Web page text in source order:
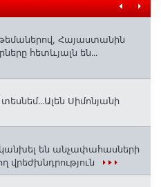
Հայաստանին
հետևյալն են․․․
Սիմոնյանի
են անչափահասների